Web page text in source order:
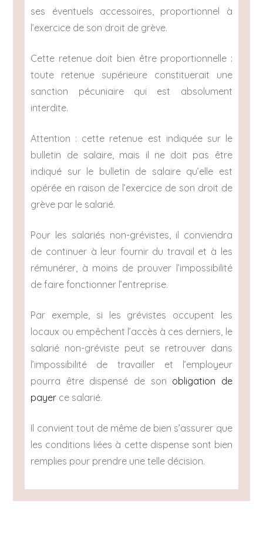
ses éventuels accessoires, proportionnel à
l’exercice de son droit de grève.
Cette retenue doit bien être proportionnelle :
toute retenue supérieure constituerait une
sanction pécuniaire qui est absolument
interdite.
Attention : cette retenue est indiquée sur le
bulletin de salaire, mais il ne doit pas être
indiqué sur le bulletin de salaire qu’elle est
opérée en raison de l’exercice de son droit de
grève par le salarié.
Pour les salariés non-grévistes, il conviendra
de continuer à leur fournir du travail et à les
rémunérer, à moins de prouver l’impossibilité
de faire fonctionner l’entreprise.
Par exemple, si les grévistes occupent les
locaux ou empêchent l’accès à ces derniers, le
salarié non-gréviste peut se retrouver dans
l’impossibilité de travailler et l’employeur
pourra être dispensé de son obligation de
payer ce salarié.
Il convient tout de même de bien s’assurer que
les conditions liées à cette dispense sont bien
remplies pour prendre une telle décision.